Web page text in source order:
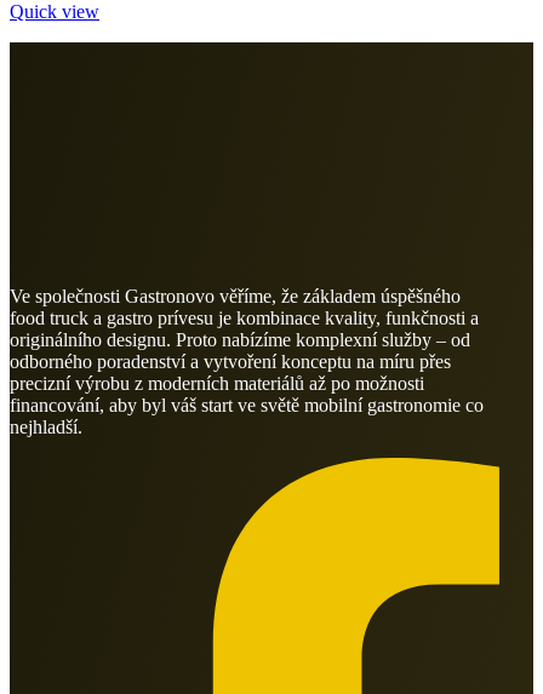
Quick view
Ve společnosti Gastronovo věříme, že základem úspěšného
food truck a gastro prívesu je kombinace kvality, funkčnosti a
originálního designu. Proto nabízíme komplexní služby – od
odborného poradenství a vytvoření konceptu na míru přes
precizní výrobu z moderních materiálů až po možnosti
financování, aby byl váš start ve světě mobilní gastronomie co
nejhladší.